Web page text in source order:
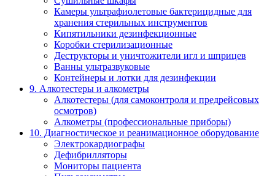
Камеры ультрафиолетовые бактерицидные для
хранения стерильных инструментов
Кипятильники дезинфекционные
Коробки стерилизационные
Деструкторы и уничтожители игл и шприцев
Ванны ультразвуковые
Контейнеры и лотки для дезинфекции
9. Алкотестеры и алкометры
Алкотестеры (для самоконтроля и предрейсовых
осмотров)
Алкометры (профессиональные приборы)
10. Диагностическое и реанимационное оборудование
Электрокардиографы
Дефибрилляторы
Мониторы пациента